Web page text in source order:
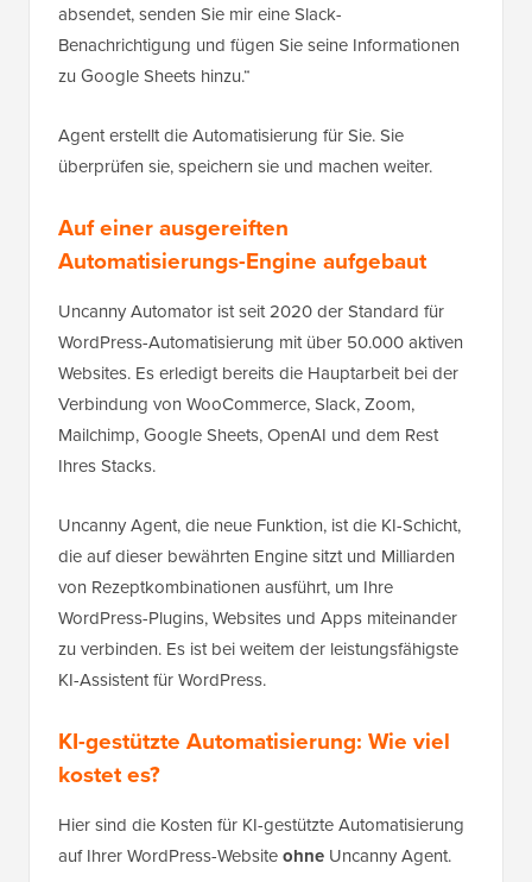
absendet, senden Sie mir eine Slack-
Benachrichtigung und fügen Sie seine Informationen
zu Google Sheets hinzu.“
Agent erstellt die Automatisierung für Sie. Sie
überprüfen sie, speichern sie und machen weiter.
Auf einer ausgereiften
Automatisierungs-Engine aufgebaut
Uncanny Automator ist seit 2020 der Standard für
WordPress-Automatisierung mit über 50.000 aktiven
Websites. Es erledigt bereits die Hauptarbeit bei der
Verbindung von WooCommerce, Slack, Zoom,
Mailchimp, Google Sheets, OpenAI und dem Rest
Ihres Stacks.
Uncanny Agent, die neue Funktion, ist die KI-Schicht,
die auf dieser bewährten Engine sitzt und Milliarden
von Rezeptkombinationen ausführt, um Ihre
WordPress-Plugins, Websites und Apps miteinander
zu verbinden. Es ist bei weitem der leistungsfähigste
KI-Assistent für WordPress.
KI-gestützte Automatisierung: Wie viel
kostet es?
Hier sind die Kosten für KI-gestützte Automatisierung
auf Ihrer WordPress-Websiteohne Uncanny Agent.